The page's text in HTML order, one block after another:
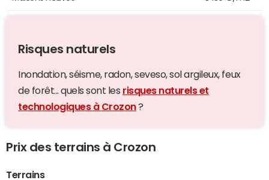
Risques naturels
Inondation, séisme, radon, seveso, sol argileux, feux
de forêt... quels sont les risques naturels et
technologiques à Crozon?
Prix des terrains à Crozon
Terrains